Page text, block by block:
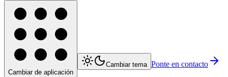
Cambiar de aplicación
Cambiar tema Ponte en contacto